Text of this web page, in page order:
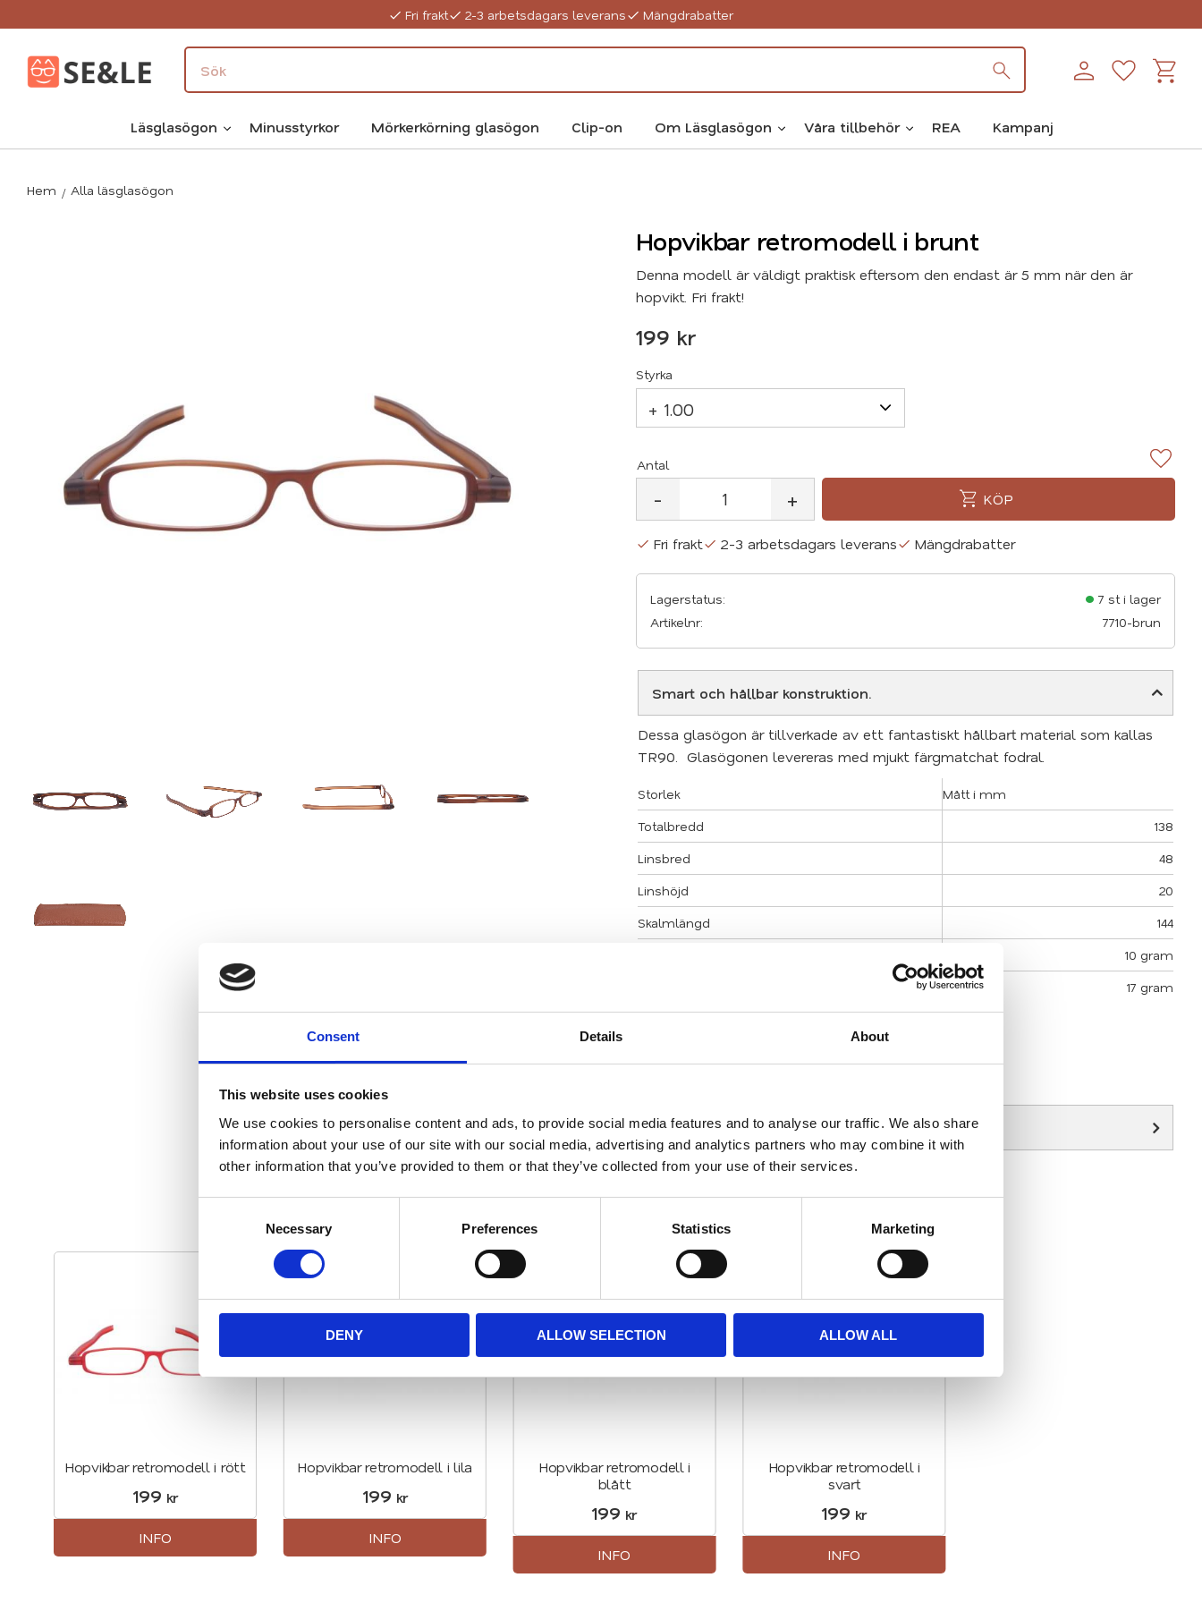
Consent Details About
This website uses cookies
We use cookies to personalise content and ads, to provide social media features and to analyse our traffic. We also share
information about your use of our site with our social media, advertising and analytics partners who may combine it with
other information that you’ve provided to them or that they’ve collected from your use of their services.
n
t
e
t
Necessary Preferences Statistics Marketing
DENY ALLOW SELECTION ALLOW ALL
Fri frakt 2-3 arbetsdagars leverans Mängdrabatter
Läsglasögon Minusstyrkor Mörkerkörning glasögon Clip-on Om Läsglasögon Våra tillbehör REA Kampanj
Favoriter
Hem Alla läsglasögon
Hopvikbar retromodell i brunt
Denna modell är väldigt praktisk eftersom den endast är 5 mm när den är
hopvikt. Fri frakt!
199 kr
Styrka
Antal
+
- KÖP
Lägg
Fri frakt 2-3 arbetsdagars leverans Mängdrabatter
Lagerstatus
7 st i lager
Artikelnr
7710-brun
Smart och hållbar konstruktion.
Dessa glasögon är tillverkade av ett fantastiskt hållbart material som kallas
TR90. Glasögonen levereras med mjukt färgmatchat fodral.
Storlek
Mått i mm
Totalbredd
138
Linsbred
48
Linshöjd
20
Skalmlängd
144
10 gram
17 gram
Klicka här för att se hur vi mäter läsglasögonen....
Se hela vårt utbud avläsglasögon.
Kontakta oss
Relaterade produkter
Hopvikbar retromodell i rött
199 kr
Lägg till i favoriter
INFO
Hopvikbar retromodell i lila
199 kr
Lägg till i favoriter
INFO
Hopvikbar retromodell i
blått
199 kr
Lägg till i favoriter
INFO
Hopvikbar retromodell i
svart
199 kr
INFO